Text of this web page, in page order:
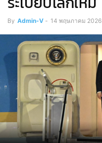
By Admin-V - 14 พฤษภาคม 2026